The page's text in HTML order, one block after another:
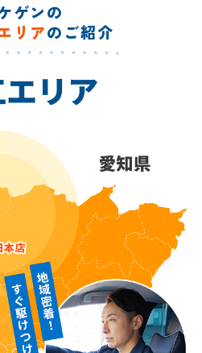
ゲンの
リアのご紹介
リア